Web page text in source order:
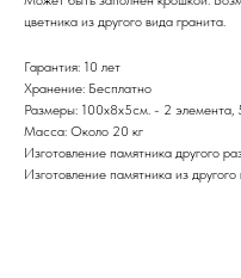
цветника из другого вида гранита.
Гарантия: 10 лет
Хранение: Бесплатно
Размеры: 100х8x5см. - 2 элемента,
Масса: Около 20 кг
Изготовление памятника другого
Изготовление памятника из